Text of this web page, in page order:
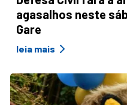
agasalhos neste
Gare
leia mais